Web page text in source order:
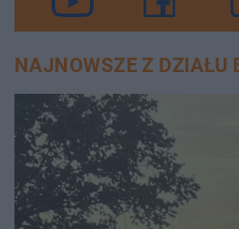
NAJNOWSZE Z DZIAŁU